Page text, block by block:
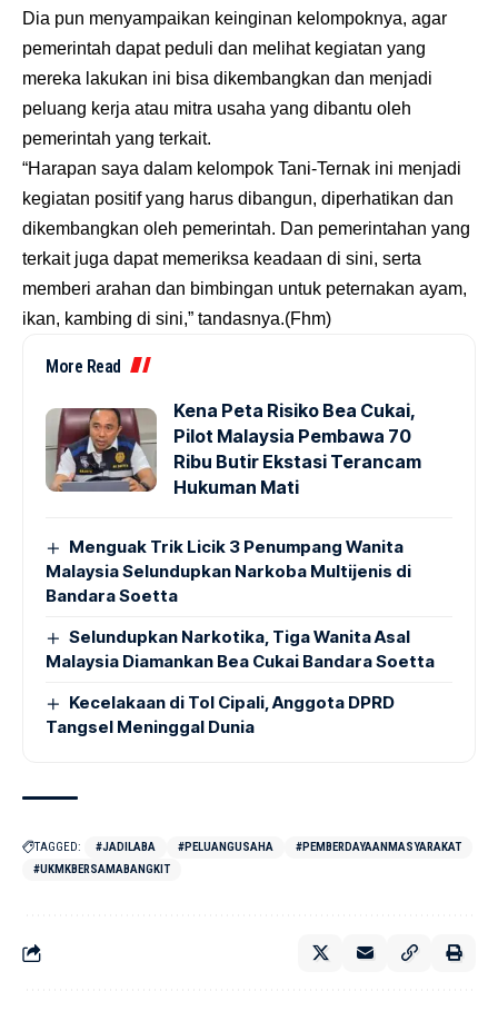
Dia pun menyampaikan keinginan kelompoknya, agar
pemerintah dapat peduli dan melihat kegiatan yang
mereka lakukan ini bisa dikembangkan dan menjadi
peluang kerja atau mitra usaha yang dibantu oleh
pemerintah yang terkait.
“Harapan saya dalam kelompok Tani-Ternak ini menjadi
kegiatan positif yang harus dibangun, diperhatikan dan
dikembangkan oleh pemerintah. Dan pemerintahan yang
terkait juga dapat memeriksa keadaan di sini, serta
memberi arahan dan bimbingan untuk peternakan ayam,
ikan, kambing di sini,” tandasnya.(Fhm)
More Read
Kena Peta Risiko Bea Cukai,
Pilot Malaysia Pembawa 70
Ribu Butir Ekstasi Terancam
Hukuman Mati
Menguak Trik Licik 3 Penumpang Wanita
Malaysia Selundupkan Narkoba Multijenis di
Bandara Soetta
Selundupkan Narkotika, Tiga Wanita Asal
Malaysia Diamankan Bea Cukai Bandara Soetta
Kecelakaan di Tol Cipali, Anggota DPRD
Tangsel Meninggal Dunia
TAGGED: #JADILABA #PELUANGUSAHA
#PEMBERDAYAANMASYARAKAT
#UKMKBERSAMABANGKIT